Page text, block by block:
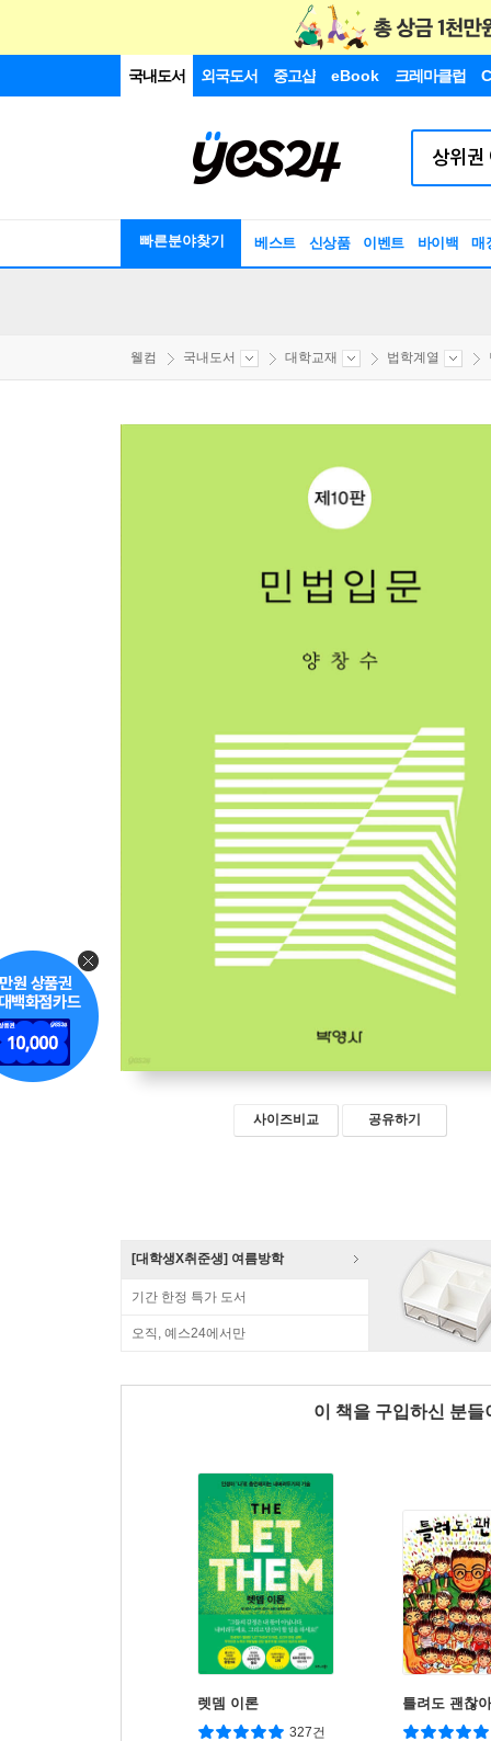
국내도서 외국도서 중고샵 eBook 크레마클럽
빠른분야찾기 베스트 신상품 이벤트 바이백 매
웰컴 국내도서 대학교재 법학계열
사이즈비교 공유하기
[대학생X취준생] 여름방학
기간 한정 특가 도서
오직, 예스24에서만
이 책을 구입하신 분
렛뎀 이론
327건
틀려도 괜찮아